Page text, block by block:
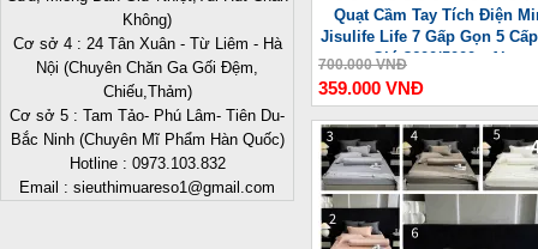
Quạt Cầm Tay Tích Điện
Jisulife Life 7 Gấp Gọn 5
Gió 3600/5000mAh
700.000 VNĐ
359.000 VNĐ
-
Không)
Cơ sở 4 : 24 Tân Xuân - Từ Liêm - Hà
Nội (Chuyên Chăn Ga Gối Đệm,
Chiếu,Thảm)
Cơ sở 5 : Tam Tảo- Phú Lâm- Tiên Du-
Bắc Ninh (Chuyên Mĩ Phẩm Hàn Quốc)
Hotline : 0973.103.832
Email : sieuthimuareso1@gmail.com